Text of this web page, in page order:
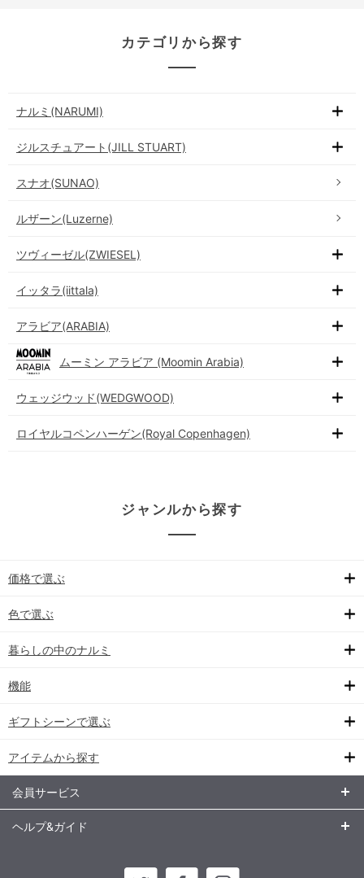
カテゴリから探す
ナルミ(NARUMI)
ジルスチュアート(JILL STUART)
スナオ(SUNAO)
ルザーン(Luzerne)
ツヴィーゼル(ZWIESEL)
イッタラ(iittala)
アラビア(ARABIA)
ムーミン アラビア (Moomin Arabia)
ウェッジウッド(WEDGWOOD)
ロイヤルコペンハーゲン(Royal Copenhagen)
ジャンルから探す
価格で選ぶ
色で選ぶ
暮らしの中のナルミ
機能
ギフトシーンで選ぶ
アイテムから探す
会員サービス
ヘルプ&ガイド